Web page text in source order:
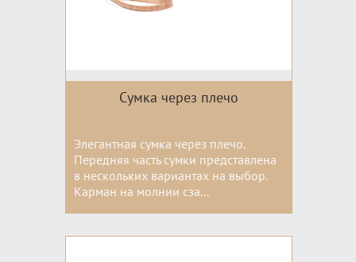
Сумка через плечо
Элегантная сумка через плечо.
Передняя часть сумки представлена
в нескольких вариантах на выбор.
Карман на молнии сза...
Цвета: